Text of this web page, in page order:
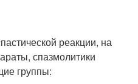
реакции, на
спазмолитики
группы: